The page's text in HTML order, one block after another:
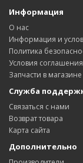
Информация
О нас
Информация и
Политика
Условия
Запчасти в
Служба
Связаться с нами
Возврат товара
Карта сайта
Дополнительно